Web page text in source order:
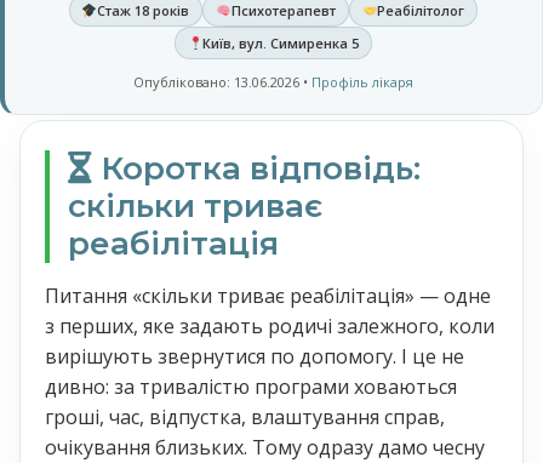
Стаж 18 років Психотерапевт
Реабілітолог
Київ, вул. Симиренка 5
Опубліковано: 13.06.2026 • Профіль лікаря
Коротка відповідь:
скільки триває
реабілітація
Питання «скільки триває реабілітація» — одне
з перших, яке задають родичі залежного, коли
вирішують звернутися по допомогу. І це не
дивно: за тривалістю програми ховаються
гроші, час, відпустка, влаштування справ,
очікування близьких. Тому одразу дамо чесну